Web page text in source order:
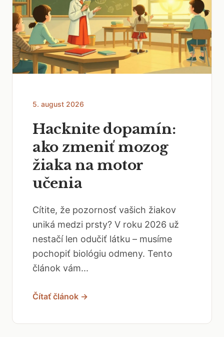
5. august 2026
Hacknite dopamín:
ako zmeniť mozog
žiaka na motor
učenia
Cítite, že pozornosť vašich žiakov
uniká medzi prsty? V roku 2026 už
nestačí len odučiť látku – musíme
pochopiť biológiu odmeny. Tento
článok vám...
Čítať článok →